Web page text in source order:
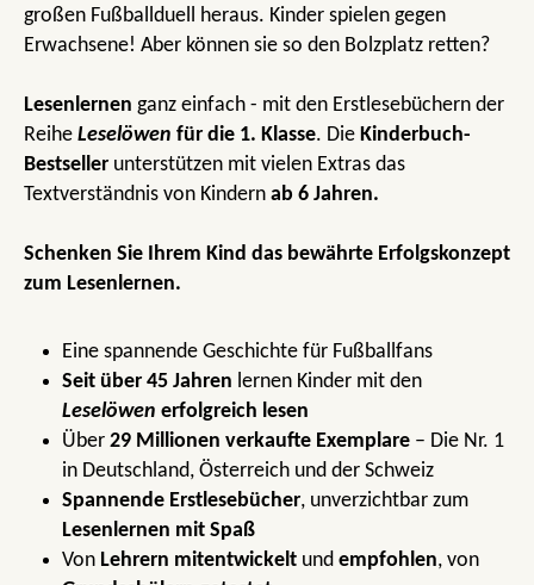
großen Fußballduell heraus. Kinder spielen gegen
Erwachsene! Aber können sie so den Bolzplatz retten?
Lesenlernen ganz einfach - mit den Erstlesebüchern der
Reihe Leselöwen für die 1. Klasse. Die Kinderbuch-
Bestseller unterstützen mit vielen Extras das
Textverständnis von Kindern ab 6 Jahren.
Schenken Sie Ihrem Kind das bewährte Erfolgskonzept
zum Lesenlernen.
Eine spannende Geschichte für Fußballfans
Seit über 45 Jahren lernen Kinder mit den
Leselöwen erfolgreich lesen
Über 29 Millionen verkaufte Exemplare – Die Nr. 1
in Deutschland, Österreich und der Schweiz
Spannende Erstlesebücher, unverzichtbar zum
Lesenlernen mit Spaß
Von Lehrern mitentwickelt und empfohlen, von